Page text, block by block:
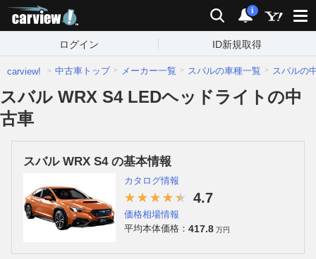
検索 通知
i
ログイン ID新規取得
carview! 中古車トップ メーカー一覧 スバルの車種一覧 スバルの
スバル WRX S4 LEDヘッドライトの中
古車
スバル WRX S4 の基本情報
カタログ情報
4.7
価格相場情報
平均本体価格： 417.8 万円